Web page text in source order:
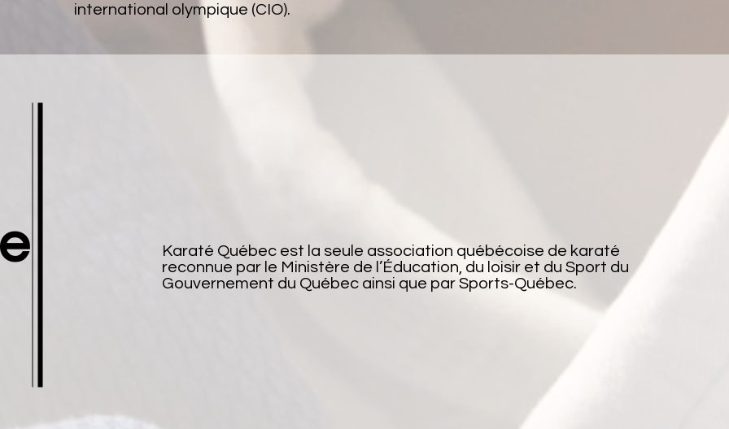
international olympique (CIO).
Karaté Québec est la seule association québécoise de karaté
reconnue par le Ministère de l’Éducation, du loisir et du Sport du
Gouvernement du Québec ainsi que par Sports-Québec.